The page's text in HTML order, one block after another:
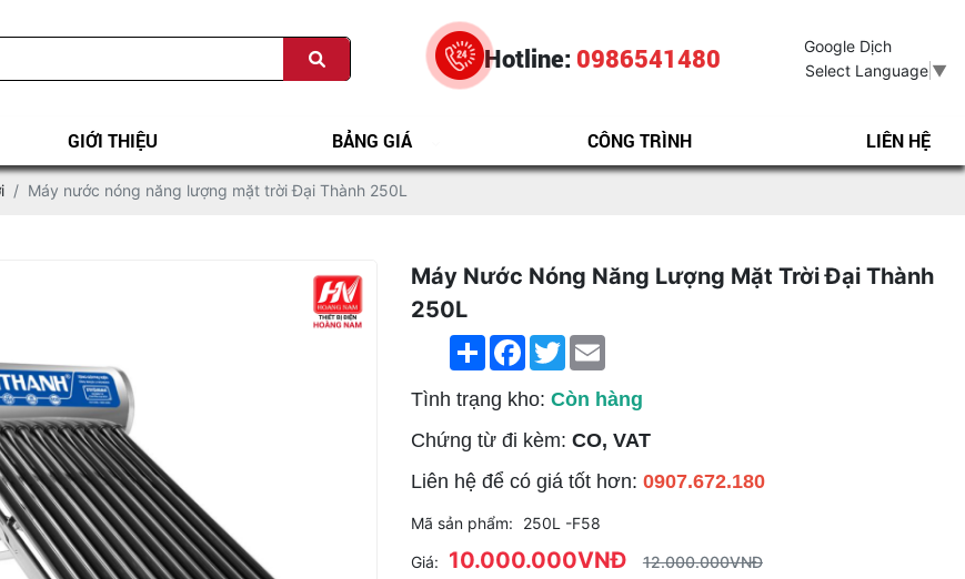
Hotline: 0986541480
Google Dịch
Select Language ▼
GIỚI THIỆU BẢNG GIÁ CÔNG TRÌNH LIÊN HỆ
Máy nước nóng năng lượng mặt trời Đại Thành 250L
Máy Nước Nóng Năng Lượng Mặt Trời Đại Thành
250L
ShareFacebook
TwitterEmail
Tình trạng kho: Còn hàng
Chứng từ đi kèm: CO, VAT
Liên hệ để có giá tốt hơn: 0907.672.180
Mã sản phẩm: 250L -F58
Giá: 10.000.000VNĐ
12.000.000VNĐ